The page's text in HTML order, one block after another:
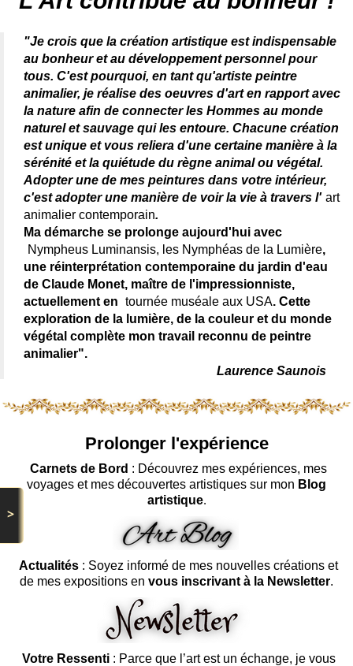
>
"Je crois que la création artistique est indispensable
au bonheur et au développement personnel pour
tous. C'est pourquoi, en tant qu'artiste peintre
animalier, je réalise des oeuvres d'art en rapport avec
la nature afin de connecter les Hommes au monde
naturel et sauvage qui les entoure. Chacune création
est unique et vous reliera d'une certaine manière à la
sérénité et la quiétude du règne animal ou végétal.
Adopter une de mes peintures dans votre intérieur,
c'est adopter une manière de voir la vie à travers l' art
animalier contemporain.
Ma démarche se prolonge aujourd'hui avec
Nympheus Luminansis, les Nymphéas de la Lumière,
une réinterprétation contemporaine du jardin d'eau
de Claude Monet, maître de l'impressionniste,
actuellement en tournée muséale aux USA. Cette
exploration de la lumière, de la couleur et du monde
végétal complète mon travail reconnu de peintre
animalier".
Laurence Saunois
Prolonger l'expérience
Carnets de Bord : Découvrez mes expériences, mes
voyages et mes découvertes artistiques sur mon Blog
artistique.
Actualités : Soyez informé de mes nouvelles créations et
de mes expositions en vous inscrivant à la Newsletter.
Votre Ressenti: Parce que l’art est un échange, je vous